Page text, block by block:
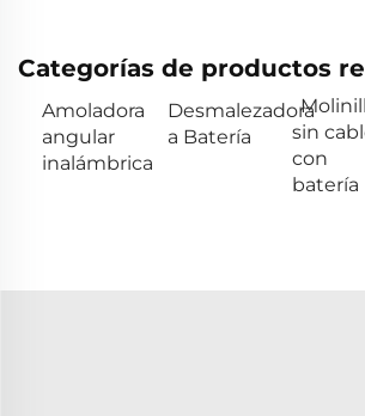
Categorías de productos
Amoladora
angular
inalámbrica
Desmalezadora
a Batería
sin
con
batería